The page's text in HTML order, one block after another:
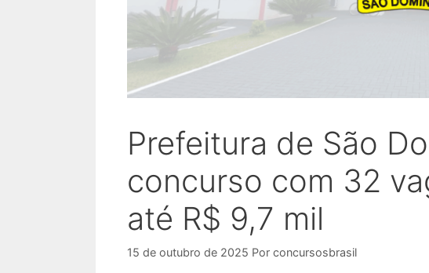
Prefeitura de São
concurso com 32
até R$ 9,7 mil
15 de outubro de 2025 Por concursosbrasil